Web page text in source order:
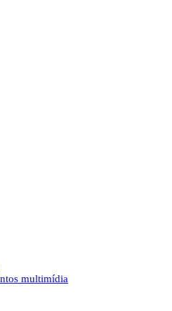
multimídia